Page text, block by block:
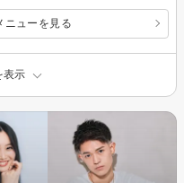
ニューを見る
表示